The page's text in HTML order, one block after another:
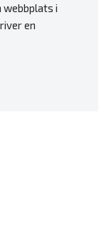
webbplats i
en